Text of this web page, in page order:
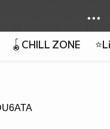
🪀CHILL ZONE